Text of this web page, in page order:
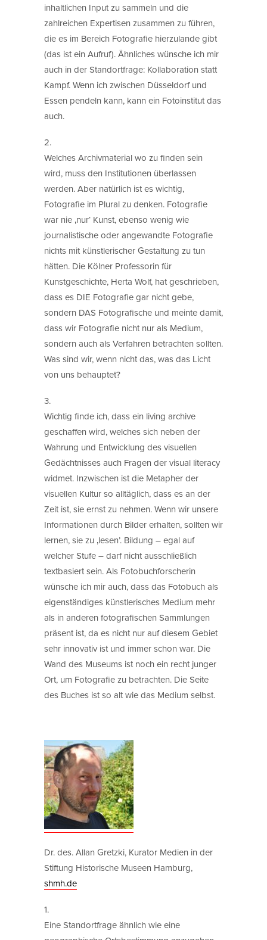
inhaltlichen Input zu sammeln und die
zahlreichen Expertisen zusammen zu führen,
die es im Bereich Fotografie hierzulande gibt
(das ist ein Aufruf). Ähnliches wünsche ich mir
auch in der Standortfrage: Kollaboration statt
Kampf. Wenn ich zwischen Düsseldorf und
Essen pendeln kann, kann ein Fotoinstitut das
auch.
2.
Welches Archivmaterial wo zu finden sein
wird, muss den Institutionen überlassen
werden. Aber natürlich ist es wichtig,
Fotografie im Plural zu denken. Fotografie
war nie ‚nur‘ Kunst, ebenso wenig wie
journalistische oder angewandte Fotografie
nichts mit künstlerischer Gestaltung zu tun
hätten. Die Kölner Professorin für
Kunstgeschichte, Herta Wolf, hat geschrieben,
dass es DIE Fotografie gar nicht gebe,
sondern DAS Fotografische und meinte damit,
dass wir Fotografie nicht nur als Medium,
sondern auch als Verfahren betrachten sollten.
Was sind wir, wenn nicht das, was das Licht
von uns behauptet?
3.
Wichtig finde ich, dass ein living archive
geschaffen wird, welches sich neben der
Wahrung und Entwicklung des visuellen
Gedächtnisses auch Fragen der visual literacy
widmet. Inzwischen ist die Metapher der
visuellen Kultur so alltäglich, dass es an der
Zeit ist, sie ernst zu nehmen. Wenn wir unsere
Informationen durch Bilder erhalten, sollten wir
lernen, sie zu ‚lesen’. Bildung – egal auf
welcher Stufe – darf nicht ausschließlich
textbasiert sein. Als Fotobuchforscherin
wünsche ich mir auch, dass das Fotobuch als
eigenständiges künstlerisches Medium mehr
als in anderen fotografischen Sammlungen
präsent ist, da es nicht nur auf diesem Gebiet
sehr innovativ ist und immer schon war. Die
Wand des Museums ist noch ein recht junger
Ort, um Fotografie zu betrachten. Die Seite
des Buches ist so alt wie das Medium selbst.
Dr. des. Allan Gretzki, Kurator Medien in der
Stiftung Historische Museen Hamburg,
shmh.de
1.
Eine Standortfrage ähnlich wie eine